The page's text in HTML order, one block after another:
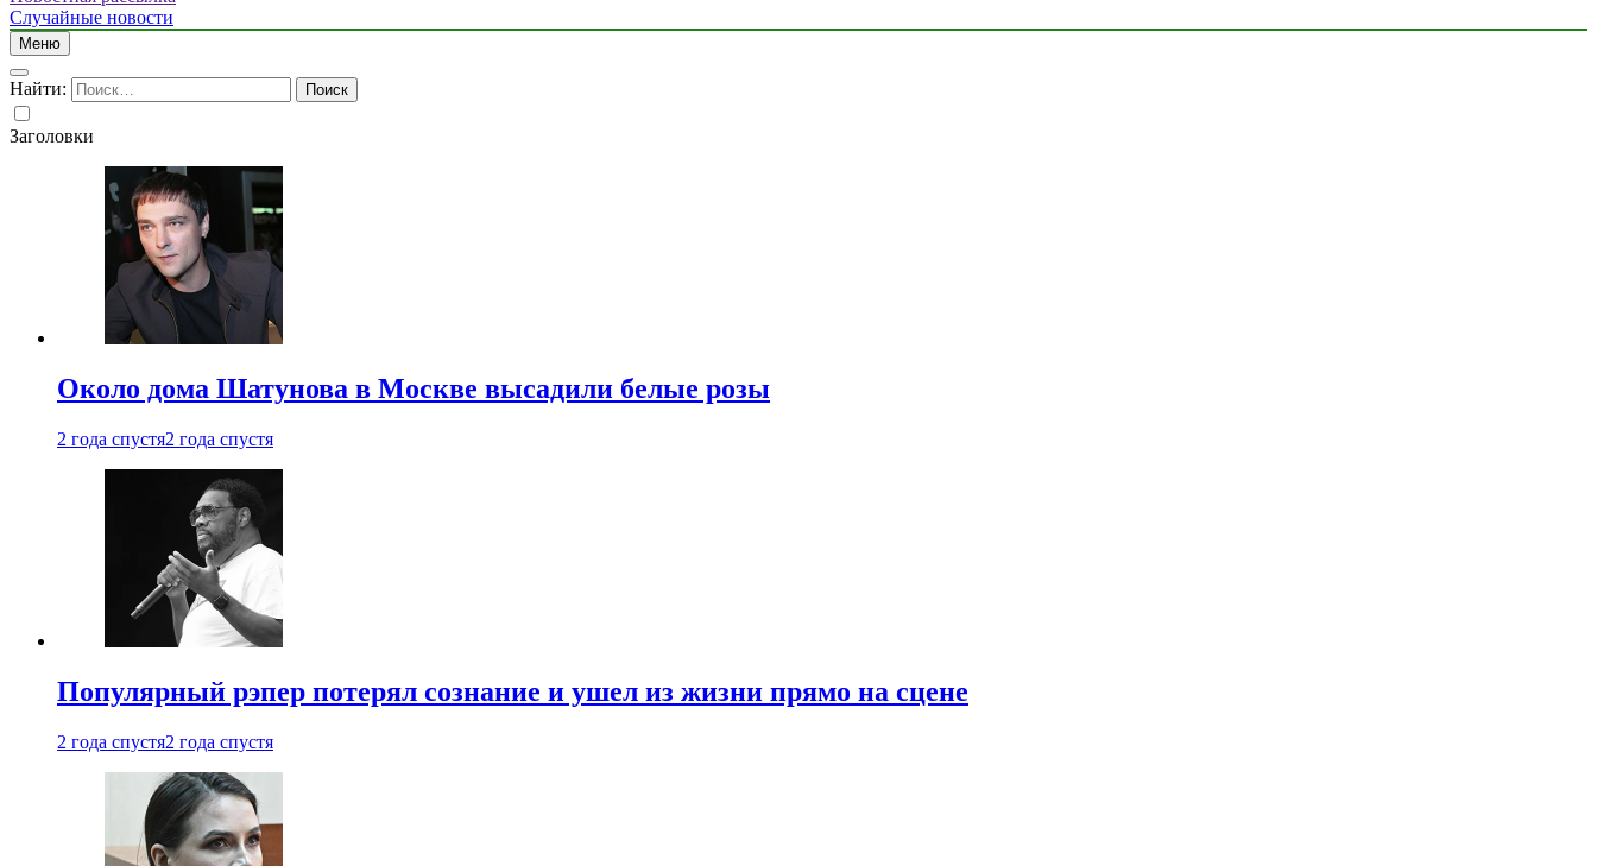
Случайные новости
Меню
Найти:
Заголовки
Около дома Шатунова в Москве высадили белые розы
2 года спустя2 года спустя
Популярный рэпер потерял сознание и ушел из жизни прямо на сцене
2 года спустя2 года спустя